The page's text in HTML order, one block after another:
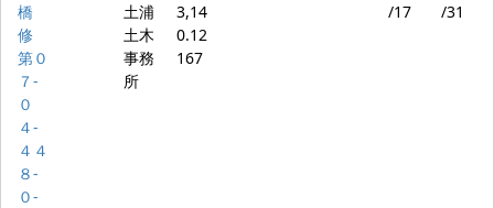
橋
修
第０
７‐
０
４‐
４４
８‐
０‐
土浦
土木
事務
所
3,14
0.12
167
/17
/31